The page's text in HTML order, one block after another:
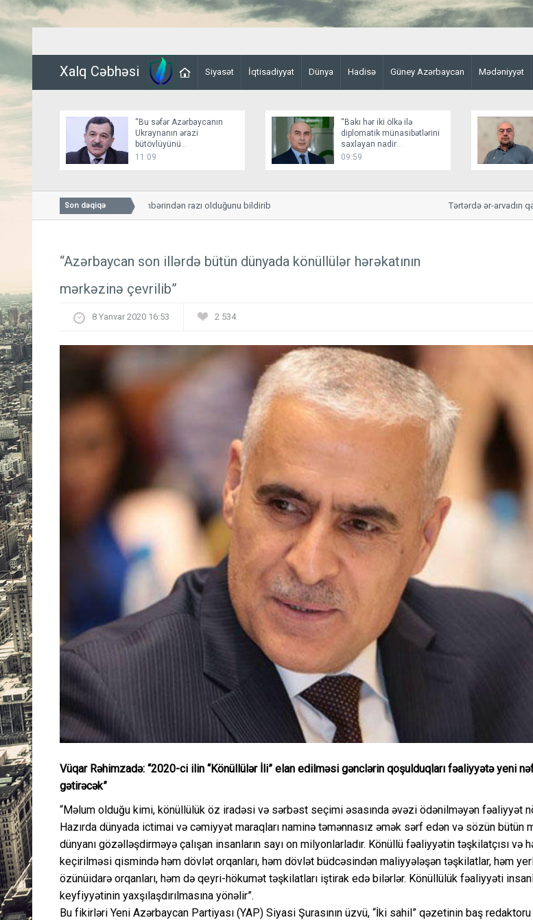
Xalq Cəbhəsi Siyasət İqtisadiyyat Dünya Hadisə Güney Azərbaycan Mədəniyyət
“Bu səfər Azərbaycanın
Ukraynanın ərazi
bütövlüyünü
dəstəkləməsinə növbəti
11:09
“Bakı hər iki ölkə ilə
diplomatik münasibətlərini
saxlayan nadir
dövlətlərdəndir”
09:59
Son dəqiqə
Tramp Pentaqon rəhbərindən razı olduğunu bildirib Tərtərdə ər-arvadın
“Azərbaycan son illərdə bütün dünyada könüllülər hərəkatının
mərkəzinə çevrilib”
8 Yanvar 2020 16:53 2 534
Vüqar Rəhimzadə: “2020-ci ilin “Könüllülər İli” elan edilməsi gənclərin qoşulduqları fəaliyyətə yeni
gətirəcək”
“Məlum olduğu kimi, könüllülük öz iradəsi və sərbəst seçimi əsasında əvəzi ödənilməyən fəaliyyət
Hazırda dünyada ictimai və cəmiyyət maraqları naminə təmənnasız əmək sərf edən və sözün bütün
dünyanı gözəlləşdirməyə çalışan insanların sayı on milyonlarladır. Könüllü fəaliyyətin təşkilatçısı və
keçirilməsi qismində həm dövlət orqanları, həm dövlət büdcəsindən maliyyələşən təşkilatlar, həm
özünüidarə orqanları, həm də qeyri-hökumət təşkilatları iştirak edə bilərlər. Könüllülük fəaliyyəti
keyfiyyətinin yaxşılaşdırılmasına yönəlir”.
Bu fikirləri Yeni Azərbaycan Partiyası (YAP) Siyasi Şurasının üzvü, “İki sahil” qəzetinin baş